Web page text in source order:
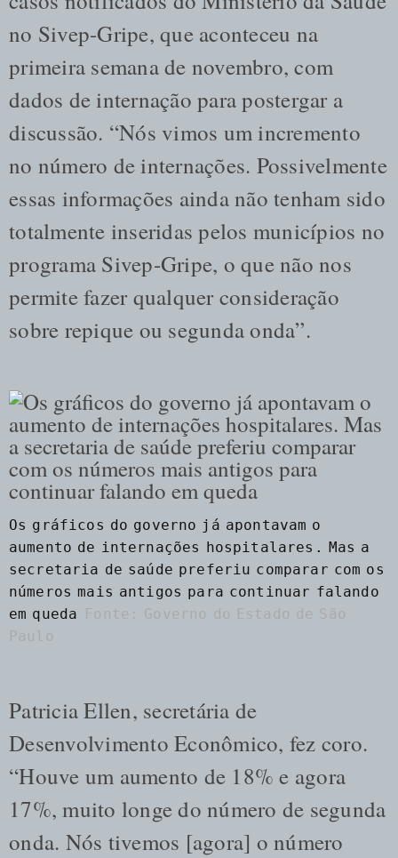
no Sivep-Gripe, que aconteceu na
primeira semana de novembro, com
dados de internação para postergar a
discussão. “Nós vimos um incremento
no número de internações. Possivelmente
essas informações ainda não tenham sido
totalmente inseridas pelos municípios no
programa Sivep-Gripe, o que não nos
permite fazer qualquer consideração
sobre repique ou segunda onda”.
Os gráficos do governo já apontavam o
aumento de internações hospitalares. Mas a
secretaria de saúde preferiu comparar com os
números mais antigos para continuar falando
em queda Fonte: Governo do Estado de São
Paulo
Patricia Ellen, secretária de
Desenvolvimento Econômico, fez coro.
“Houve um aumento de 18% e agora
17%, muito longe do número de segunda
onda. Nós tivemos [agora] o número